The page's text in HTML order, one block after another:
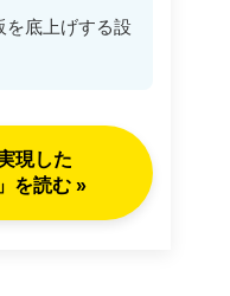
を底上げする設
現した
を読む »